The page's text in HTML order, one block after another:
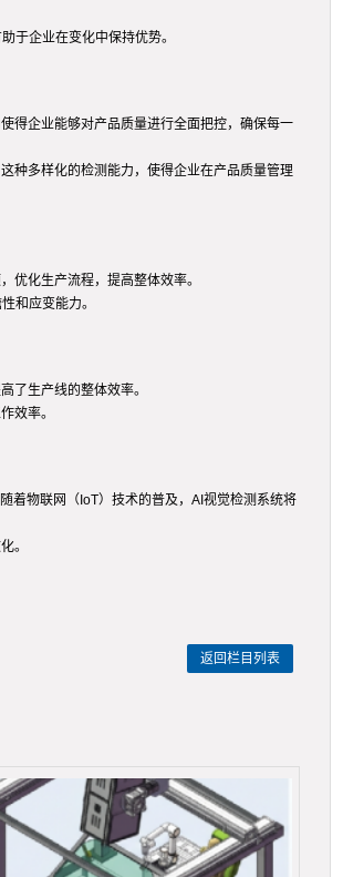
于企业在变化中保持优势。
得企业能够对产品质量进行全面把控，确保每一
种多样化的检测能力，使得企业在产品质量管理
优化生产流程，提高整体效率。
和应变能力。
了生产线的整体效率。
效率。
着物联网（IoT）技术的普及，AI视觉检测系统将
。
返回栏目列表